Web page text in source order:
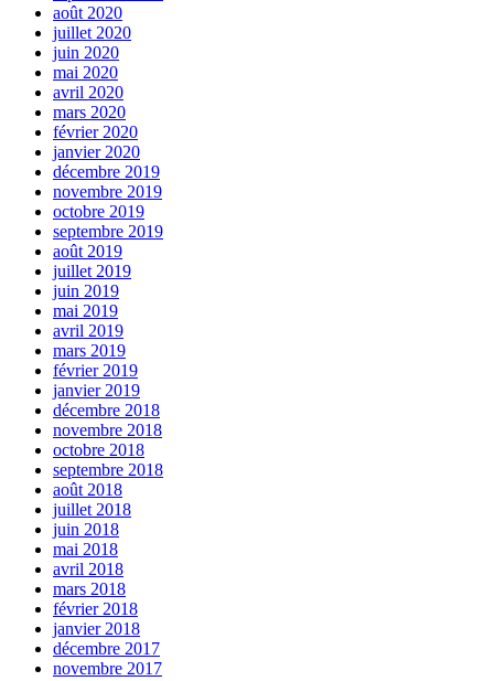
août 2020
juillet 2020
juin 2020
mai 2020
avril 2020
mars 2020
février 2020
janvier 2020
décembre 2019
novembre 2019
octobre 2019
septembre 2019
août 2019
juillet 2019
juin 2019
mai 2019
avril 2019
mars 2019
février 2019
janvier 2019
décembre 2018
novembre 2018
octobre 2018
septembre 2018
août 2018
juillet 2018
juin 2018
mai 2018
avril 2018
mars 2018
février 2018
janvier 2018
décembre 2017
novembre 2017